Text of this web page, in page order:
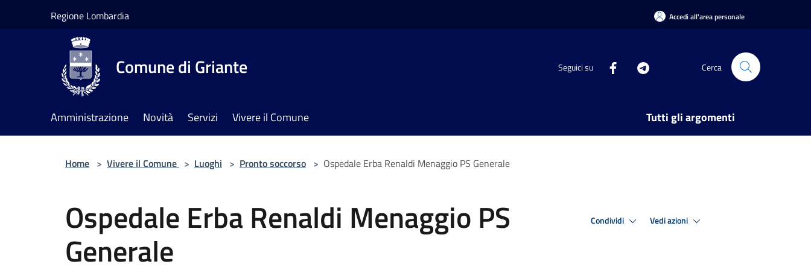
Regione Lombardia Accedi all'area personale
Comune di Griante Seguici su Cerca
Amministrazione Novità Servizi Vivere il Comune Tutti gli argomenti
Home > Vivere il Comune > Luoghi > Pronto soccorso > Ospedale Erba Renaldi Menaggio PS Generale
Ospedale Erba Renaldi Menaggio PS
Generale
Condividi Vedi azioni